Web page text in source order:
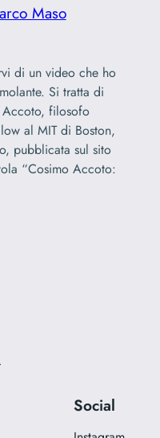
Maso
di un video che ho
Si tratta di
Accoto, filosofo
al MIT di Boston,
pubblicata sul sito
“Cosimo Accoto:
Social